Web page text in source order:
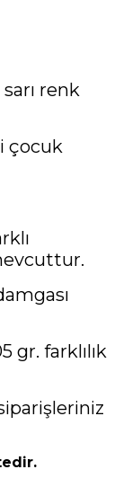
renk
çocuk
gr. farklılık